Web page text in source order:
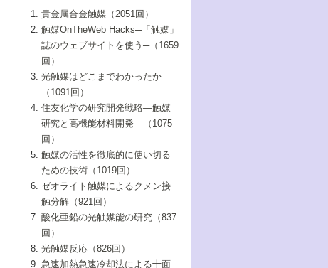
8号 高機能化ポリオレフィンに向けた重合
触媒の最近の進展
7号 持続可能社会実現のための触媒および
触媒関連技術
5号 若手会員による触媒研究の未来展望1：
企業編
6号 第102回触媒討論会
7号 触媒・化学反応における計算化学の進
8号 若手研究者による触媒研究の未来展望
2：大学・研究所編
5号 こんな物質，あんな物質―新たな触媒
の可能性―
7号 『結晶の化学』を活かした触媒研究
8号 イオン液体の応用
5号 水素製造・貯蔵のための触媒技術の新
しい展開
6号 第98回触媒討論会
7号 基礎化学品製造の触媒技術
8号 多機能型リアクター
4号 水分解用光触媒材料
5号 時間分解分光の進歩と応用
6号 第96回触媒討論会
8号 超臨界流体を用いた化学プロセスの新
2号 第93回触媒討論会
3号 特殊エネルギー場の触媒反応
4号 生体内における金属の触媒作用
5号 ファインケミカルズの展開に寄与する
6号 第94回触媒討論会
7号 サブナノレベルでみた新しい表面現象
8号 オレフィン重合触媒の新たな展
1号 なぜこの触媒が良いのか？
2号 第91回触媒討論会
3号 最近の自動車排ガス処理技術
4号 触媒研究の現状と将来─第90回触媒討論
5号 基礎化学品製造の触媒技術
6号 第92回触媒討論会
7号 基礎化学品製造の触媒技術
8号 資源の循環と触媒技術
▼44巻（2002年）
1号 高次制御された触媒の化学
2号 第89回触媒討論会
3号 触媒を利用した電気化学の新展開
4号 ナノ材料の調製と機能化
5号 こんな触媒が欲しい
6号 第90回触媒討論会
7号 触媒研究と学術雑誌/情報
8号 若い世代からみた触媒化学の現状と未
▼43巻（2001年）
1号 グリーンケミストリーと触媒
2号 第87回触媒討論会特集号
3号 生体触媒とバイオプロセス
4号 水素製造・利用の触媒化学
5号 触媒研究における新しい切り口：コン
ビナトリアルケミストリー
6号 第88回触媒討論会特集号
7号 企業における触媒研究のブレークスル
8号 この材料を触媒として使ってみません
▼42巻（2000年）
1号 触媒反応工学の明日を拓く
2号 第85回触媒討論会
3号 反応ダイナミクス
5号 触媒のおもしろさをどのように伝える
6号 第86回触媒討論会
7号 水素化精製触媒の新しい展開
8号 新しい反応性と機能性を目指した金属
クラスタ-化学
▼41巻（1999年）
1号 孔、穴、あな?-特異な空間とその利用-
2号 第83回触媒討論会
3号 均一系触媒反応最前線
4号 実用炭素材料の新展開
5号 研究の方法論を考える
7号 機能性金属材料と触媒
8号 触媒研究へのNMRの応用と展望
▼40巻（1998年）
進展と21世紀への提言/創立40周年記念・触
媒学会この10年の歩みとこれから/創立40周
2号 第81回触媒討論会
3号 計算機触媒化学へのさそい
4号 触媒劣化の制御と予測
5号 最新の実用プロセスと触媒
6号 第82回触媒討論会
1号 均一系と不均一系触媒反応-その特徴と
接点
2号 第79回触媒討論会
3号 最新NO除去触媒の実用化研究
4号 新しい反応場を目指した触媒調製
5号 反応・分離技術の新しい展開
6号 第80回触媒討論会
▼38巻（1996年）
1号 触媒の構造と触媒作用/C1化学を中心と
する21世紀への触媒
3号 オリンピックメダル:金・銀・銅はどん
な触媒作用を示すか
4号 触媒作用における機能の複合化
▼37巻（1995年）
1号 ファインケミカルズと固体触媒
2号 第75回触媒討論会
3号 希土類を利用した触媒
4号 触媒とリサイクル
5号 エネルギー変換触媒
▼36巻（1994年）
1号 電気化学と触媒
2号 第73回触媒討論会
3号 C4化学の展開
4号 《通常号》
▼35巻（1993年）
1号 工業触媒開発マニュアル―探索から工
業化まで
2号 第71回触媒討論会
▼34巻（1992年）
1号 インパクトを与えたこの研究
2号 第69回触媒討論会
▼33巻（1991年）
1号 触媒プロセス開発マニュアル―探索か
▼32巻（1990年）
貴金属合金触媒（2051回）
触媒OnTheWeb Hacks─「触媒」
誌のウェブサイトを使う─（1659
回）
光触媒はどこまでわかったか
（1091回）
住友化学の研究開発戦略―触媒
研究と高機能材料開発―（1075
回）
触媒の活性を徹底的に使い切る
ための技術（1019回）
ゼオライト触媒によるクメン接
触分解（921回）
酸化亜鉛の光触媒能の研究（837
回）
光触媒反応（826回）
急速加熱急速冷却法による十面